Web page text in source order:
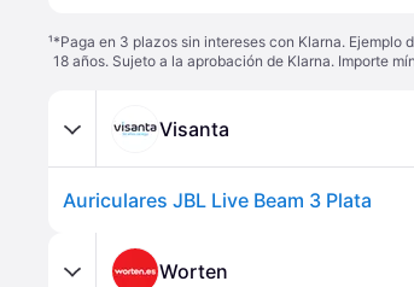
¹*Paga en 3 plazos sin intereses con Klarna. Ejemplo
18 años. Sujeto a la aprobación de Klarna. Importe
Visanta
Auriculares JBL Live Beam 3 Plata
Worten